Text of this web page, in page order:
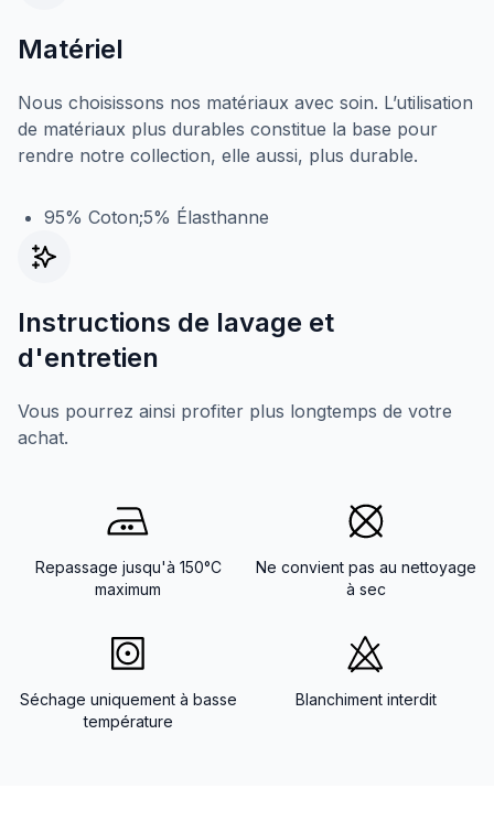
Matériel
Nous choisissons nos matériaux avec soin. L’utilisation
de matériaux plus durables constitue la base pour
rendre notre collection, elle aussi, plus durable.
95% Coton;5% Élasthanne
Instructions de lavage et
d'entretien
Vous pourrez ainsi profiter plus longtemps de votre
achat.
Repassage jusqu'à 150°C
maximum
Ne convient pas au nettoyage
à sec
Séchage uniquement à basse
température
Blanchiment interdit